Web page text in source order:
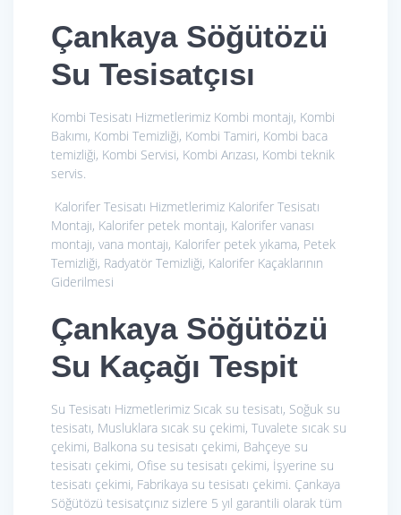
Çankaya Söğütözü
Su Tesisatçısı
Kombi Tesisatı Hizmetlerimiz Kombi montajı, Kombi
Bakımı, Kombi Temizliği, Kombi Tamiri, Kombi baca
temizliği, Kombi Servisi, Kombi Arızası, Kombi teknik
servis.
Kalorifer Tesisatı Hizmetlerimiz Kalorifer Tesisatı
Montajı, Kalorifer petek montajı, Kalorifer vanası
montajı, vana montajı, Kalorifer petek yıkama, Petek
Temizliği, Radyatör Temizliği, Kalorifer Kaçaklarının
Giderilmesi
Çankaya Söğütözü
Su Kaçağı Tespit
Su Tesisatı Hizmetlerimiz Sıcak su tesisatı, Soğuk su
tesisatı, Musluklara sıcak su çekimi, Tuvalete sıcak su
çekimi, Balkona su tesisatı çekimi, Bahçeye su
tesisatı çekimi, Ofise su tesisatı çekimi, İşyerine su
tesisatı çekimi, Fabrikaya su tesisatı çekimi. Çankaya
Söğütözü tesisatçınız sizlere 5 yıl garantili olarak tüm